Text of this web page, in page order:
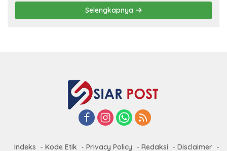
Selengkapnya
Indeks Kode Etik Privacy Policy Redaksi Disclaimer